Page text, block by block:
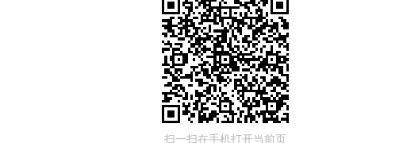
扫一扫在手机打开当前页